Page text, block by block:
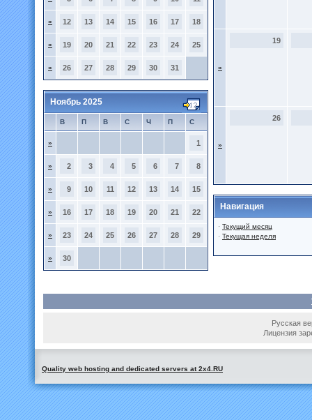
» 12 13 14 15 16 17 18
» 19 20 21 22 23 24 25
» 26 27 28 29 30 31
Ноябрь 2025
В П В С Ч П С
» 1
» 2 3 4 5 6 7 8
» 9 10 11 12 13 14 15
» 16 17 18 19 20 21 22
» 23 24 25 26 27 28 29
» 30
»
19
»
26
Навигация
· Текущий месяц
· Текущая неделя
Русская
Лицензия
Quality web hosting and dedicated servers at 2x4.RU